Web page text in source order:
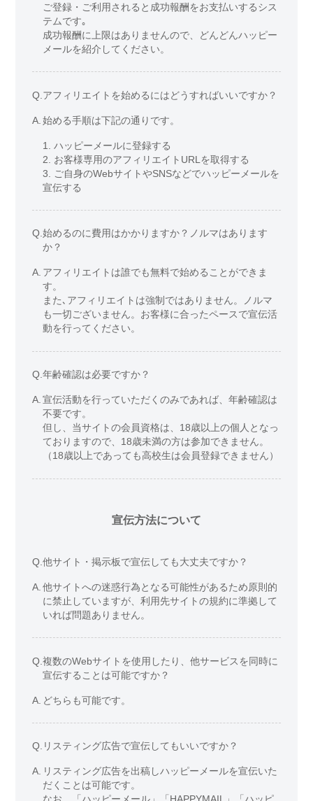
ご登録・ご利用されると成功報酬をお支払いするシス
テムです｡
成功報酬に上限はありませんので、どんどんハッピー
メールを紹介してください。
Q. アフィリエイトを始めるにはどうすればいいですか？
A. 始める手順は下記の通りです。
1. ハッピーメールに登録する
2. お客様専用のアフィリエイトURLを取得する
3. ご自身のWebサイトやSNSなどでハッピーメールを
宣伝する
Q.始めるのに費用はかかりますか？ノルマはあります
か？
A. アフィリエイトは誰でも無料で始めることができま
す。
また､アフィリエイトは強制ではありません。ノルマ
も一切ございません。お客様に合ったペースで宣伝活
動を行ってください。
Q.年齢確認は必要ですか？
A. 宣伝活動を行っていただくのみであれば、年齢確認は
不要です。
但し、当サイトの会員資格は、18歳以上の個人となっ
ておりますので、18歳未満の方は参加できません。
（18歳以上であっても高校生は会員登録できません）
宣伝方法について
Q.他サイト・掲示板で宣伝しても大丈夫ですか？
A. 他サイトへの迷惑行為となる可能性があるため原則的
に禁止していますが、利用先サイトの規約に準拠して
いれば問題ありません。
Q.複数のWebサイトを使用したり、他サービスを同時に
宣伝することは可能ですか？
A. どちらも可能です。
Q. リスティング広告で宣伝してもいいですか？
A. リスティング広告を出稿しハッピーメールを宣伝いた
だくことは可能です。